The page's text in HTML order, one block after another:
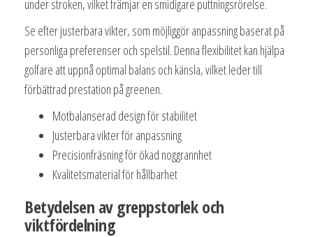
under stroken, vilket främjar en smidigare puttningsrörelse.
Se efter justerbara vikter, som möjliggör anpassning baserat på
personliga preferenser och spelstil. Denna flexibilitet kan hjälpa
golfare att uppnå optimal balans och känsla, vilket leder till
förbättrad prestation på greenen.
Motbalanserad design för stabilitet
Justerbara vikter för anpassning
Precisionfräsning för ökad noggrannhet
Kvalitetsmaterial för hållbarhet
Betydelsen av greppstorlek och
viktfördelning